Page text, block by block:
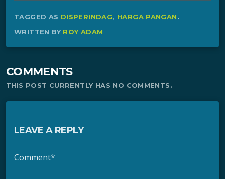
TAGGED AS DISPERINDAG, HARGA PANGAN.
WRITTEN BY ROY ADAM
COMMENTS
THIS POST CURRENTLY HAS NO COMMENTS.
LEAVE A REPLY
Comment*